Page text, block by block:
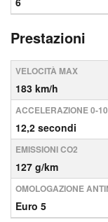
Prestazioni
VELOCITÀ MAX
183 km/h
ACCELERAZIONE 0-
12,2 secondi
EMISSIONI CO2
127 g/km
OMOLOGAZIONE
Euro 5